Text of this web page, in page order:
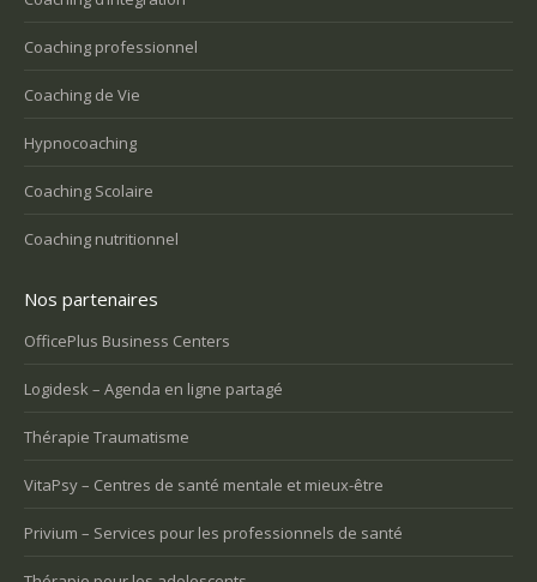
Coaching professionnel
Coaching de Vie
Hypnocoaching
Coaching Scolaire
Coaching nutritionnel
Nos partenaires
OfficePlus Business Centers
Logidesk – Agenda en ligne partagé
Thérapie Traumatisme
VitaPsy – Centres de santé mentale et mieux-être
Privium – Services pour les professionnels de santé